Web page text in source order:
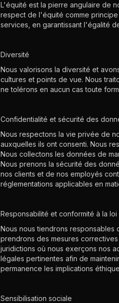
L'équité est la pierre angulaire de
respect de l'équité comme
services, en garantissant l'égalité
Diversité
Nous valorisons la diversité et
cultures et points de vue. Nous
ne tolérons en aucun cas toute
Confidentialité et sécurité des
Nous respectons la vie privée de
auxquelles ils ont consenti. Nous
Nous collectons les données de
Nous prenons la sécurité des
nos clients et de nos employés
réglementations applicables en
Responsabilité et conformité à la loi
Nous nous tiendrons responsables
prendrons des mesures
juridictions où nous exerçons nos
légales pertinentes afin de
permanence les implications
Sensibilisation sociale